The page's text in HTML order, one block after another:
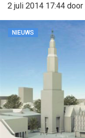
2 juli 2014 17:44 door
NIEUWS